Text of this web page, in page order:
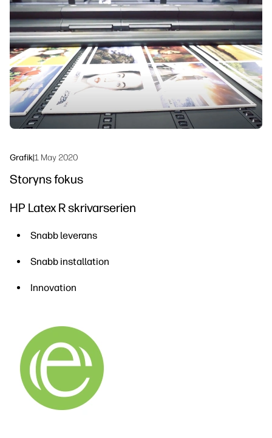
Arbetsflödeslösningar
Hållbarhet
Grafik|1 May 2020
Storyns fokus
HP Latex R skrivarserien
Snabb leverans
Snabb installation
Innovation